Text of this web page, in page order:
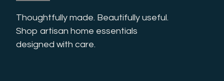
Thoughtfully made. Beautifully useful.
Shop artisan home essentials
designed with care.